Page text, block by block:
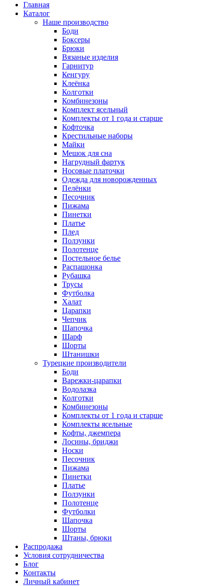
Главная
Каталог
Наше производство
Боди
Боксеры
Брюки
Вязаные изделия
Гарнитур
Кенгуру
Клеёнка
Колготки
Комбинезоны
Комплект ясельный
Комплекты от 1 года и старше
Кофточка
Крестильные наборы
Майки
Мешок для сна
Нагрудный фартук
Носовые платочки
Одежда для новорожденных
Пелёнки
Песочник
Пижама
Пинетки
Платье
Плед
Ползунки
Полотенце
Постельное белье
Распашонка
Рубашка
Трусы
Футболка
Халат
Царапки
Чепчик
Шапочка
Шарф
Шорты
Штанишки
Турецкие производители
Боди
Варежки-царапки
Водолазка
Колготки
Комбинезоны
Комплекты от 1 года и старше
Комплекты ясельные
Кофты, джемпера
Лосины, бриджи
Носки
Песочник
Пижама
Пинетки
Платье
Ползунки
Полотенце
Футболки
Шапочка
Шорты
Штаны, брюки
Распродажа
Условия сотрудничества
Блог
Контакты
Личный кабинет